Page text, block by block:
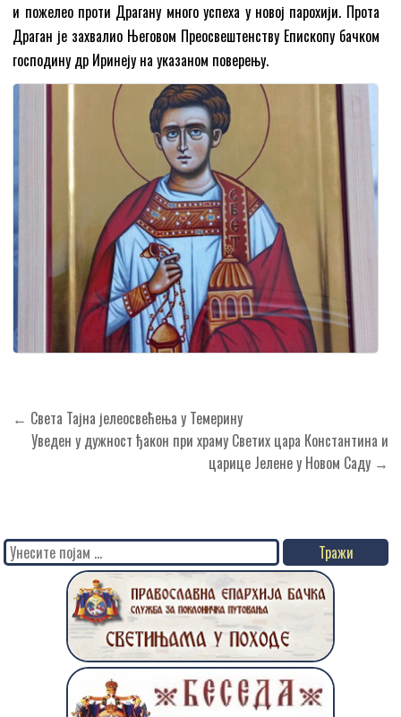
и пожелео проти Драгану много успеха у новој парохији. Прота
Драган је захвалио Његовом Преосвештенству Епископу бачком
господину др Иринеју на указаном поверењу.
Кретање
чланка
← Света Тајна јелеосвећења у Темерину
Уведен у дужност ђакон при храму Светих цара Константина и
царице Јелене у Новом Саду →
Search
for: